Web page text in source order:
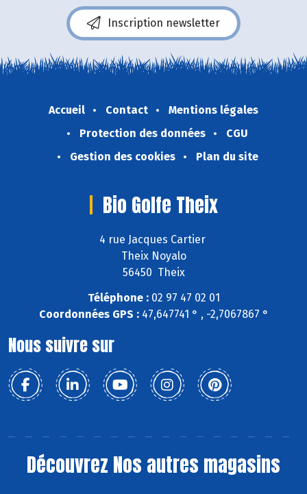
Inscription newsletter
Accueil Contact
Mentions légales
Protection des données
CGU
Gestion des cookies
Plan du site
Bio Golfe Theix
4 rue Jacques Cartier
Theix Noyalo
56450 Theix
Téléphone :02 97 47 02 01
Coordonnées GPS :47,647741 ° , -2,7067867 °
Nous suivre sur
Découvrez Nos autres magasins